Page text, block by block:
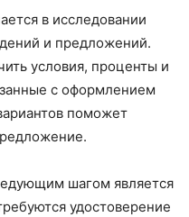
в исследовании
и предложений.
условия, проценты и
с оформлением
поможет
шагом является
удостоверение